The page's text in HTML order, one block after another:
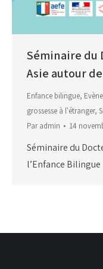
Séminaire du
Asie autour
Enfance bilingue,
grossesse à l'étranger,
Paradmin 14
Séminaire du
l’Enfance Bilingue